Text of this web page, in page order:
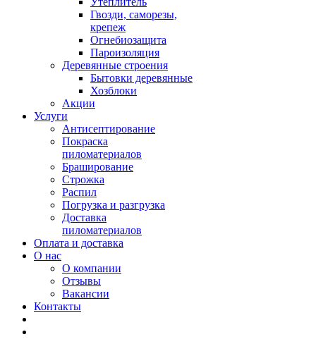
Гвозди, саморезы,
крепеж
Огнебиозащита
Пароизоляция
Деревянные строения
Бытовки деревянные
Хозблоки
Акции
Услуги
Антисептирование
Покраска
пиломатериалов
Браширование
Строжка
Распил
Погрузка и разгрузка
Доставка
пиломатериалов
Оплата и доставка
О нас
О компании
Отзывы
Вакансии
Контакты